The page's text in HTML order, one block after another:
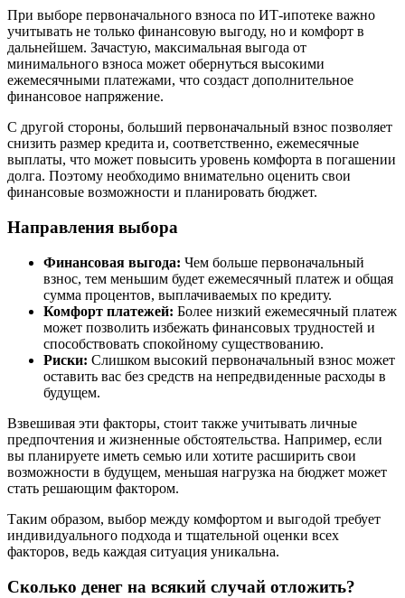
При выборе первоначального взноса по ИТ-ипотеке важно
учитывать не только финансовую выгоду, но и комфорт в
дальнейшем. Зачастую, максимальная выгода от
минимального взноса может обернуться высокими
ежемесячными платежами, что создаст дополнительное
финансовое напряжение.
С другой стороны, больший первоначальный взнос позволяет
снизить размер кредита и, соответственно, ежемесячные
выплаты, что может повысить уровень комфорта в погашении
долга. Поэтому необходимо внимательно оценить свои
финансовые возможности и планировать бюджет.
Направления выбора
Финансовая выгода: Чем больше первоначальный
взнос, тем меньшим будет ежемесячный платеж и общая
сумма процентов, выплачиваемых по кредиту.
Комфорт платежей: Более низкий ежемесячный платеж
может позволить избежать финансовых трудностей и
способствовать спокойному существованию.
Риски: Слишком высокий первоначальный взнос может
оставить вас без средств на непредвиденные расходы в
будущем.
Взвешивая эти факторы, стоит также учитывать личные
предпочтения и жизненные обстоятельства. Например, если
вы планируете иметь семью или хотите расширить свои
возможности в будущем, меньшая нагрузка на бюджет может
стать решающим фактором.
Таким образом, выбор между комфортом и выгодой требует
индивидуального подхода и тщательной оценки всех
факторов, ведь каждая ситуация уникальна.
Сколько денег на всякий случай отложить?